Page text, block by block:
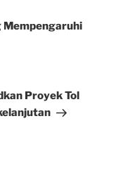
Proyek Tol